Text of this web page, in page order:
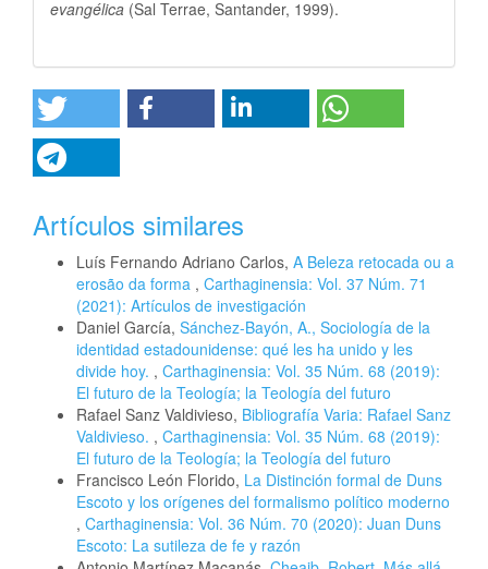
evangélica (Sal Terrae, Santander, 1999).
Artículos similares
Luís Fernando Adriano Carlos, A Beleza retocada ou a
erosão da forma , Carthaginensia: Vol. 37 Núm. 71
(2021): Artículos de investigación
Daniel García, Sánchez-Bayón, A., Sociología de la
identidad estadounidense: qué les ha unido y les
divide hoy. , Carthaginensia: Vol. 35 Núm. 68 (2019):
El futuro de la Teología; la Teología del futuro
Rafael Sanz Valdivieso, Bibliografía Varia: Rafael Sanz
Valdivieso. , Carthaginensia: Vol. 35 Núm. 68 (2019):
El futuro de la Teología; la Teología del futuro
Francisco León Florido, La Distinción formal de Duns
Escoto y los orígenes del formalismo político moderno
, Carthaginensia: Vol. 36 Núm. 70 (2020): Juan Duns
Escoto: La sutileza de fe y razón